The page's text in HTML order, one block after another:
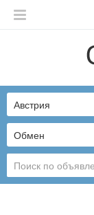
English
Русский
Українська
Обмен
Австрия